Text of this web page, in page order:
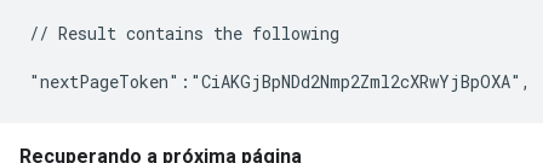
// Result contains the following
Recuperando a próxima página